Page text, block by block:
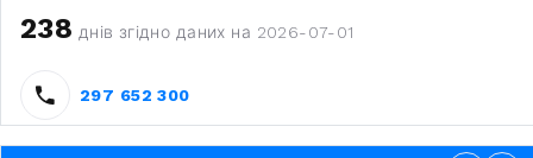
238 днів згідно даних на 2026-07-01
297 652 300